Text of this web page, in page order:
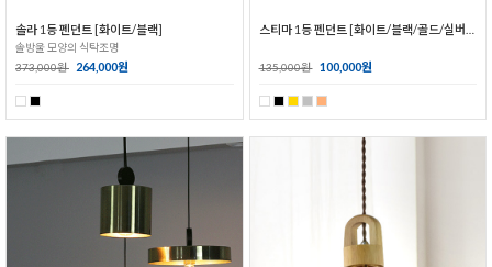
솔라 1등 펜던트 [화이트/블랙]
솔방울 모양의 식탁조명
373,000원 264,000원 135,000원 100,000원